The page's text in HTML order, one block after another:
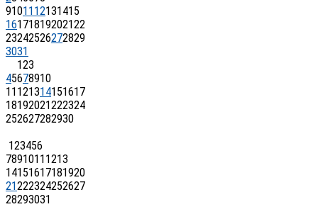
91011 12131415
16171819202122
23242526272829
3031
123
45678910
11 121314151617
18192021222324
252627282930
123456
7891011 1213
14151617181920
21222324252627
28293031